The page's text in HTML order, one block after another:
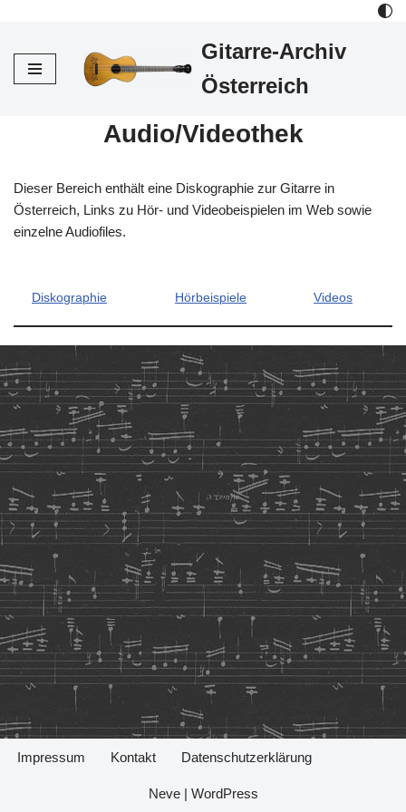
Inhalt
Gitarre-Archiv
Österreich
Audio/Videothek
Dieser Bereich enthält eine Diskographie zur Gitarre in
Österreich, Links zu Hör- und Videobeispielen im Web sowie
einzelne Audiofiles.
Diskographie Hörbeispiele Videos
Impressum Kontakt Datenschutzerklärung
Neve| WordPress